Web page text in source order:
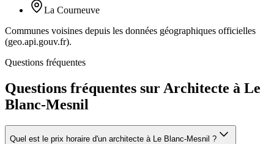
La Courneuve
Communes voisines depuis les données géographiques officielles
(geo.api.gouv.fr).
Questions fréquentes
Questions fréquentes sur Architecte à Le
Blanc-Mesnil
Quel est le prix horaire d'un architecte à Le Blanc-Mesnil ?